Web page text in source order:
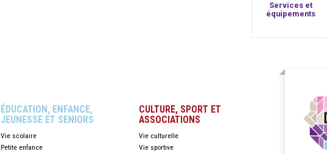
Services et
équipements
ÉDUCATION, ENFANCE,
JEUNESSE ET SENIORS
Vie scolaire
Petite enfance
CULTURE, SPORT ET
ASSOCIATIONS
Vie culturelle
Vie sportive